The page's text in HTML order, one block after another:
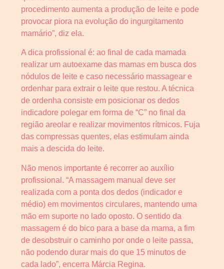
procedimento aumenta a produção de leite e pode
provocar piora na evolução do ingurgitamento
mamário”, diz ela.
A dica profissional é: ao final de cada mamada
realizar um autoexame das mamas em busca dos
nódulos de leite e caso necessário massagear e
ordenhar para extrair o leite que restou. A técnica
de ordenha consiste em posicionar os dedos
indicadore polegar em forma de “C” no final da
região areolar e realizar movimentos rítmicos. Fuja
das compressas quentes, elas estimulam ainda
mais a descida do leite.
Não menos importante é recorrer ao auxílio
profissional. “A massagem manual deve ser
realizada com a ponta dos dedos (indicador e
médio) em movimentos circulares, mantendo uma
mão em suporte no lado oposto. O sentido da
massagem é do bico para a base da mama, a fim
de desobstruir o caminho por onde o leite passa,
não podendo durar mais do que 15 minutos de
cada lado”, encerra Márcia Regina.